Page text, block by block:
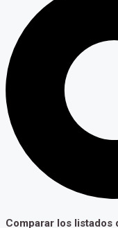
Comparar los listados